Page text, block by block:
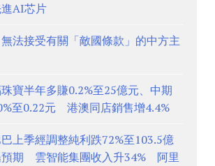
AI芯片
法接受有關「敵國條款」的中方主
寶半年多賺0.2%至25億元、中期
至0.22元 港澳同店銷售增4.4%
上季經調整純利跌72%至103.5億
預期 雲智能集團收入升34% 阿里